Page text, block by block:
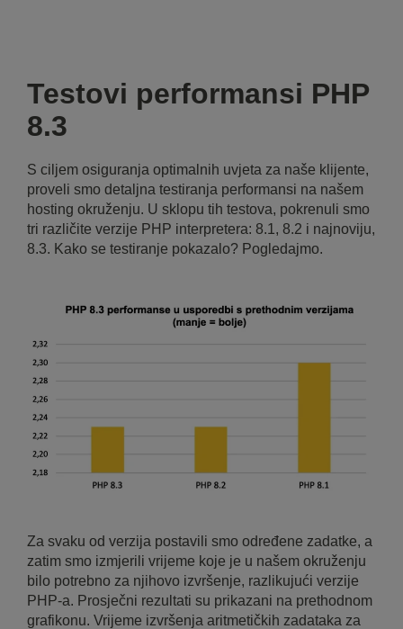
Testovi performansi PHP
8.3
S ciljem osiguranja optimalnih uvjeta za naše klijente,
proveli smo detaljna testiranja performansi na našem
hosting okruženju. U sklopu tih testova, pokrenuli smo
tri različite verzije PHP interpretera: 8.1, 8.2 i najnoviju,
8.3. Kako se testiranje pokazalo? Pogledajmo.
Za svaku od verzija postavili smo određene zadatke, a
zatim smo izmjerili vrijeme koje je u našem okruženju
bilo potrebno za njihovo izvršenje, razlikujući verzije
PHP-a. Prosječni rezultati su prikazani na prethodnom
grafikonu. Vrijeme izvršenja aritmetičkih zadataka za